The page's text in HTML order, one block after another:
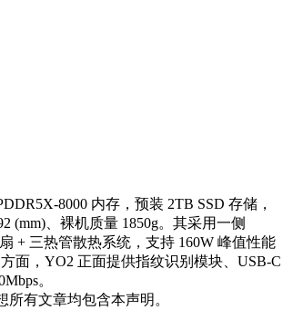
8000 内存，预装 2TB SSD 存储，
(mm)、裸机质量 1850g。其采用一侧
+ 三热管散热系统，支持 160W 峰值性能
面，YO2 正面提供指纹识别模块、USB-C
。
有文章均包含本声明。